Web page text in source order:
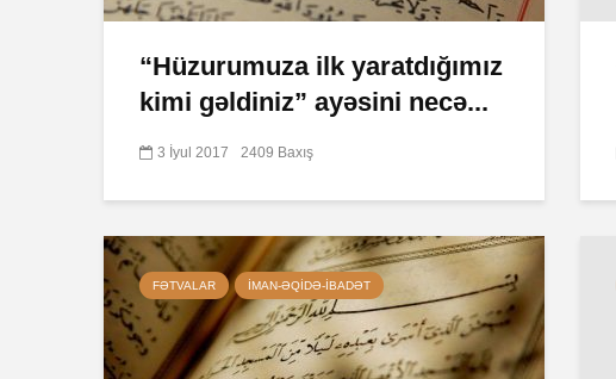
“Hüzurumuza ilk yaratdığımız
kimi gəldiniz” ayəsini necə...
3 İyul 2017 2409 Baxış
FƏTVALAR İMAN-ƏQIDƏ-IBADƏT